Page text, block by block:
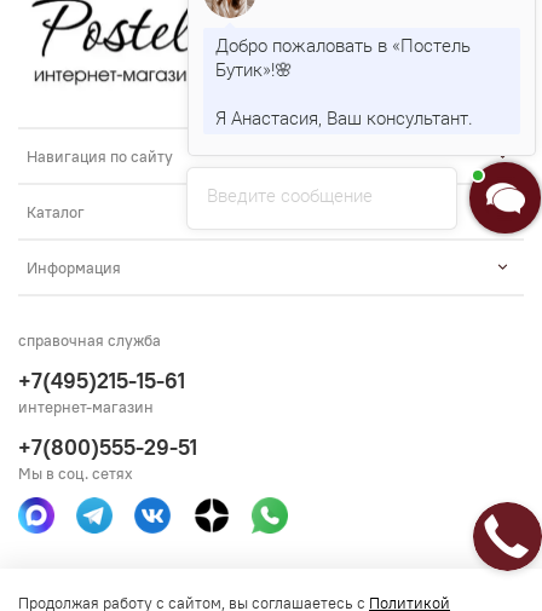
Навигация по сайту
Каталог
Информация
Получить консультацию
справочная служба
+7(495)215-15-61
интернет-магазин
+7(800)555-29-51
Мы в соц. сетях
Продолжая работу с сайтом, вы соглашаетесь с Политикой
Введите сообщение
Добро пожаловать в «Постель
Бутик»!🌸
Я Анастасия, Ваш консультант.